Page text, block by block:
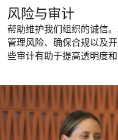
风险与审计
帮助维护我们组织的诚信
管理风险、确保合规以及
些审计有助于提高透明度和